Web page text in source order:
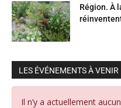
Région. À
LES ÉVÉNEMENTS À VENIR
Il n’y a actuellement